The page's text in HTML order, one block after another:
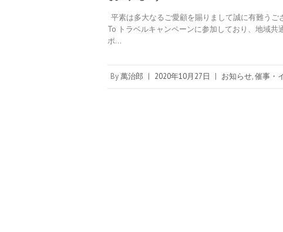
平素は多大なるご愛顧を賜りまして誠に有難う
To トラベルキャンペーンに参加しており、地域
ポ…
By萬治郎 | 2020年10月27日 | お知らせ,催事・